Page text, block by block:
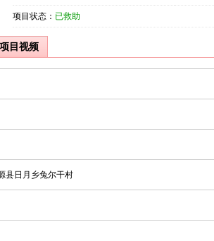
项目状态： 已救助
项目视频
县日月乡兔尔干村